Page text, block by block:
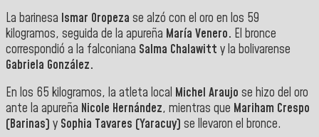
La barinesa Ismar Oropeza se alzó con el oro en los 59
kilogramos, seguida de la apureña María Venero. El bronce
correspondió a la falconiana Salma Chalawitt y la bolivarense
Gabriela González.
En los 65 kilogramos, la atleta local Michel Araujo se hizo del oro
ante la apureña Nicole Hernández, mientras que Mariham Crespo
(Barinas) y Sophia Tavares (Yaracuy) se llevaron el bronce.